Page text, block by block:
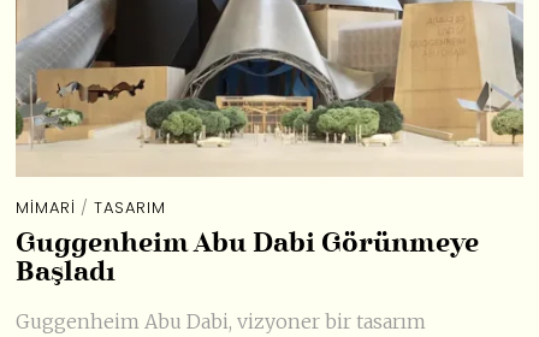
MIMARI / TASARIM
Guggenheim Abu Dabi Görünmeye
Başladı
Guggenheim Abu Dabi, vizyoner bir tasarım